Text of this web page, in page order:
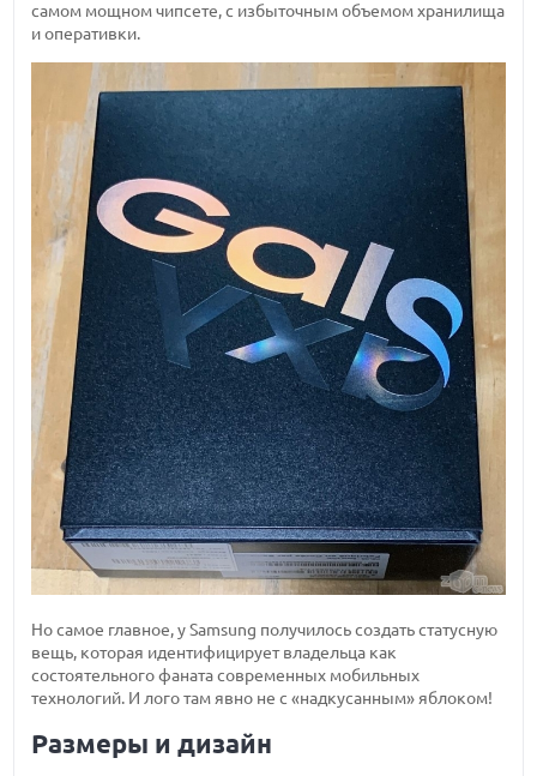
самом мощном чипсете, с избыточным объемом хранилища
и оперативки.
Но самое главное, у Samsung получилось создать статусную
вещь, которая идентифицирует владельца как
состоятельного фаната современных мобильных
технологий. И лого там явно не с «надкусанным» яблоком!
Размеры и дизайн